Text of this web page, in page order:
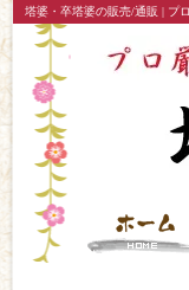
塔婆・卒塔婆の販売/通販 | プ